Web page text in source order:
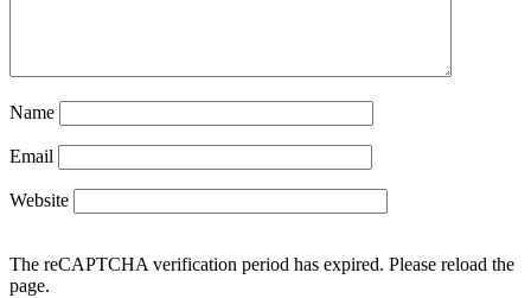
Name
Email
Website
The reCAPTCHA verification period has expired. Please reload the
page.